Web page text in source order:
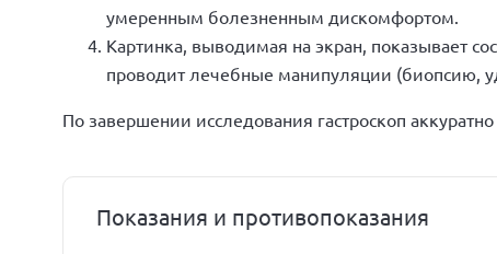
умеренным болезненным дискомфортом.
Картинка, выводимая на экран, показывает
проводит лечебные манипуляции (биопсию,
По завершении исследования гастроскоп
Показания и противопоказания